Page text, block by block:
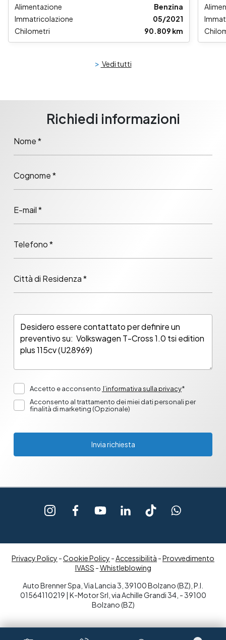
Alimentazione
Benzina
Immatricolazione
05/2021
Chilometri
90.809 km
> Vedi tutti
Richiedi informazioni
Nome *
Cognome *
E-mail *
Telefono *
Città di Residenza *
Accetto e acconsento l’informativa sulla privacy*
Acconsento al trattamento dei miei dati personali per
finalità di marketing (Opzionale)
Invia richiesta
Privacy Policy -Cookie Policy -Accessibilità -Provvedimento
IVASS -Whistleblowing
Auto Brenner Spa, Via Lancia 3, 39100 Bolzano (BZ), P.I.
01564110219 | K-Motor Srl, via Achille Grandi 34, - 39100
Bolzano (BZ)